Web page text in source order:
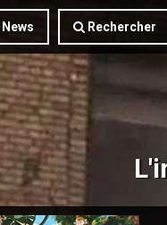
News Rechercher